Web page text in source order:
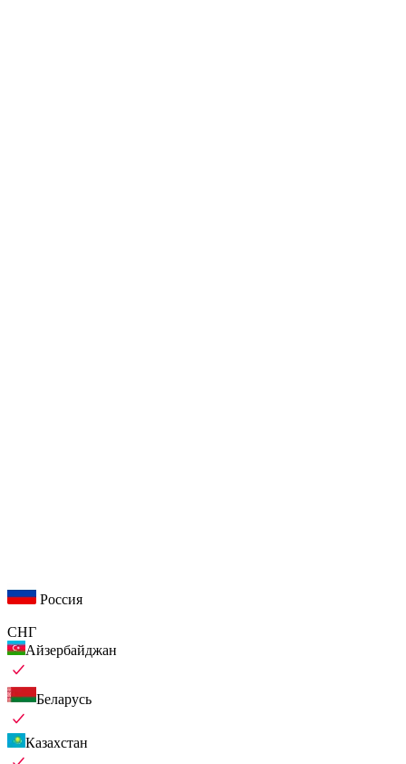
Россия
СНГ
Айзербайджан
Беларусь
Казахстан